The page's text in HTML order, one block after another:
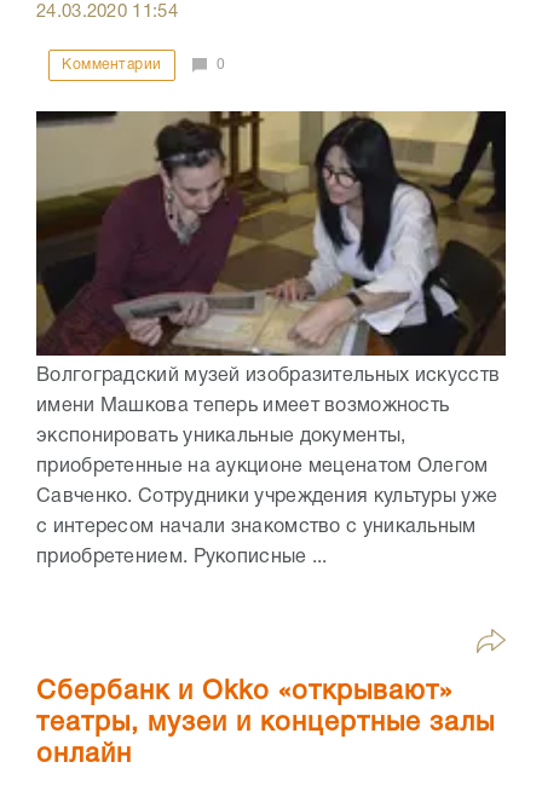
24.03.2020 11:54
Комментарии 0
Волгоградский музей изобразительных искусств
имени Машкова теперь имеет возможность
экспонировать уникальные документы,
приобретенные на аукционе меценатом Олегом
Савченко. Сотрудники учреждения культуры уже
с интересом начали знакомство с уникальным
приобретением. Рукописные ...
Сбербанк и Оkko «открывают»
театры, музеи и концертные залы
онлайн